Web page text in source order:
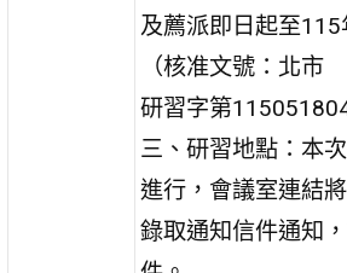
及薦派即日起至115
（核准文號：北市
研習字第
三、研習地點：本
進行，會議室連結
錄取通知信件通知